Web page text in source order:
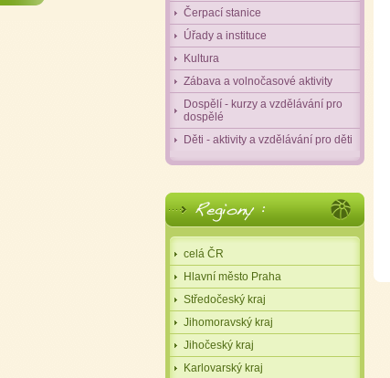
Čerpací stanice
Úřady a instituce
Kultura
Zábava a volnočasové aktivity
Dospělí - kurzy a vzdělávání pro
dospělé
Děti - aktivity a vzdělávání pro děti
celá ČR
Hlavní město Praha
Středočeský kraj
Jihomoravský kraj
Jihočeský kraj
Karlovarský kraj